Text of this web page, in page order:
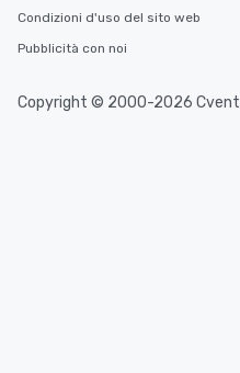
Condizioni d'uso del sito web
Pubblicità con noi
Copyright © 2000-2026